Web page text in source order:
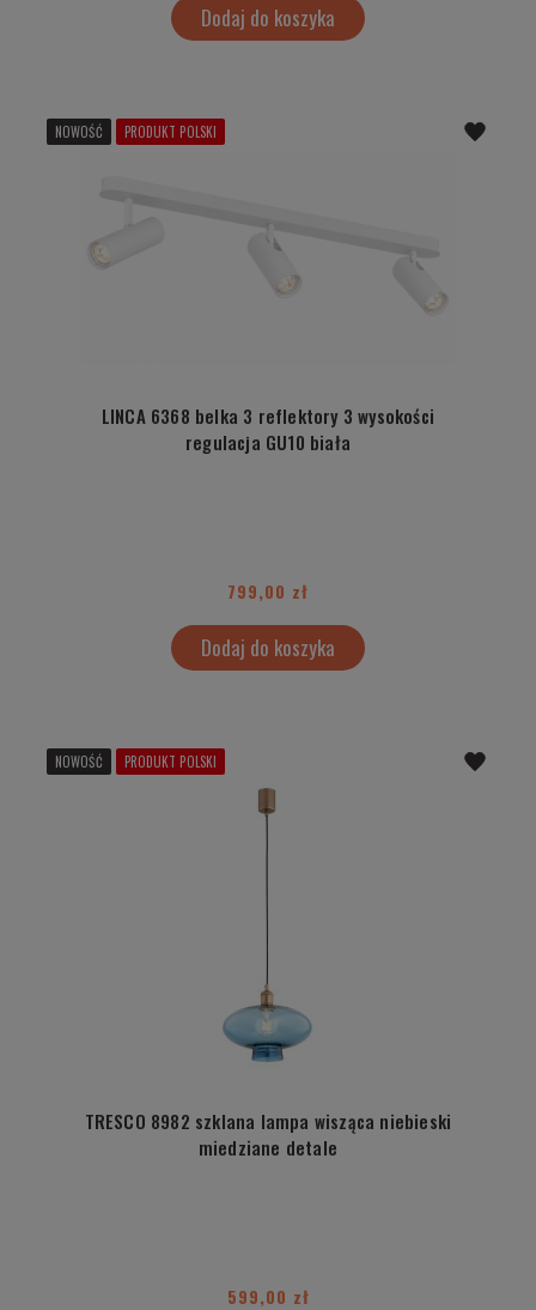
Dodaj do koszyka
LINCA 6368 belka 3 reflektory 3 wysokości
regulacja GU10 biała
799,00 zł
Dodaj do koszyka
NOWOŚĆ PRODUKT POLSKI
TRESCO 8982 szklana lampa wisząca niebieski
miedziane detale
599,00 zł
NOWOŚĆ PRODUKT POLSKI